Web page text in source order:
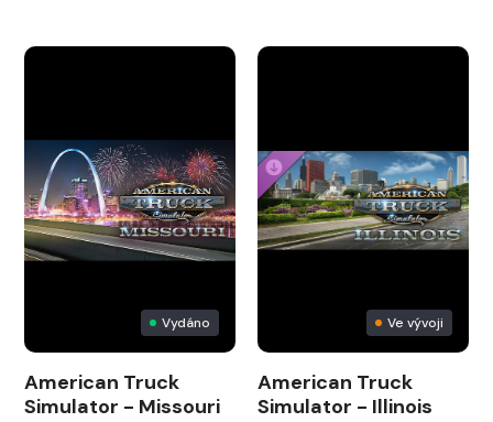
Vydáno
American Truck
Simulator - Missouri
Ve vývoji
American Truck
Simulator - Illinois